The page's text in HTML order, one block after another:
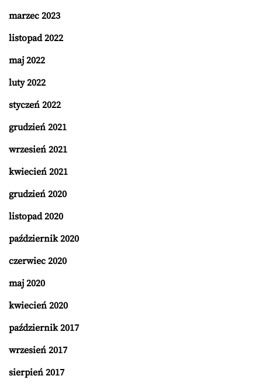
marzec 2023
listopad 2022
maj 2022
luty 2022
styczeń 2022
grudzień 2021
wrzesień 2021
kwiecień 2021
grudzień 2020
listopad 2020
październik 2020
czerwiec 2020
maj 2020
kwiecień 2020
październik 2017
wrzesień 2017
sierpień 2017